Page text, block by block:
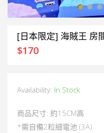
[日本限定] 海賊王 房
$170
Availability: In Stock
商品尺寸: 約15CM高
*需自備2粒細電池 (3A)